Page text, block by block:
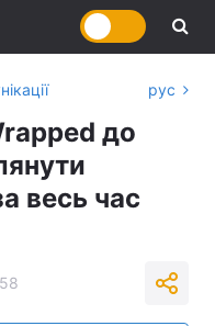
рус
до
весь час